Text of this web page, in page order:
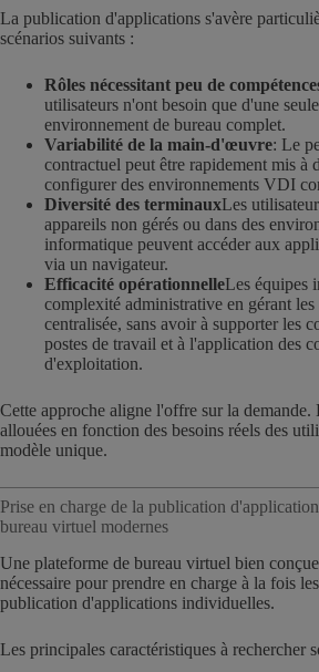
La publication d'applications s'avère
scénarios suivants :
Rôles nécessitant peu de
utilisateurs n'ont besoin que d'une
environnement de bureau complet.
Variabilité de la main-d'œuvre: Le
contractuel peut être rapidement mis à
configurer des environnements VDI
Diversité des terminauxLes
appareils non gérés ou dans des
informatique peuvent accéder aux
via un navigateur.
Efficacité opérationnelleLes équipes
complexité administrative en gérant
centralisée, sans avoir à supporter les
postes de travail et à l'application des
d'exploitation.
Cette approche aligne l'offre sur la demande.
allouées en fonction des besoins réels des
modèle unique.
Prise en charge de la publication
bureau virtuel modernes
Une plateforme de bureau virtuel bien
nécessaire pour prendre en charge à la fois
publication d'applications individuelles.
Les principales caractéristiques à rechercher